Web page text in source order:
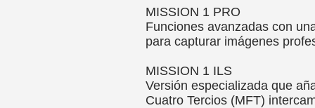
MISSION 1 PRO
Funciones avanzadas con
para capturar imágenes
MISSION 1 ILS
Versión especializada que
Cuatro Tercios (MFT)